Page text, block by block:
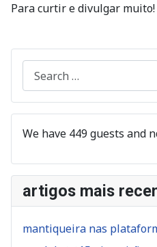
Para curtir e divulgar muito!
We have 449 guests and
artigos mais
mantiqueira nas